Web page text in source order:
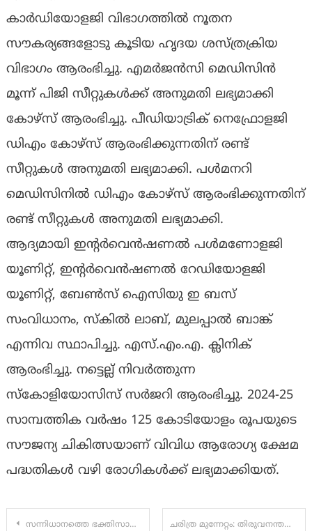
കാര്‍ഡിയോളജി വിഭാഗത്തില്‍ നൂതന
സൗകര്യങ്ങളോടു കൂടിയ ഹൃദയ ശസ്ത്രക്രിയ
വിഭാഗം ആരംഭിച്ചു. എമര്‍ജന്‍സി മെഡിസിന്‍
മൂന്ന് പിജി സീറ്റുകള്‍ക്ക് അനുമതി ലഭ്യമാക്കി
കോഴ്സ് ആരംഭിച്ചു. പീഡിയാട്രിക് നെഫ്രോളജി
ഡിഎം കോഴ്‌സ് ആരംഭിക്കുന്നതിന് രണ്ട്
സീറ്റുകള്‍ അനുമതി ലഭ്യമാക്കി. പള്‍മനറി
മെഡിസിനില്‍ ഡിഎം കോഴ്‌സ് ആരംഭിക്കുന്നതിന്
രണ്ട് സീറ്റുകള്‍ അനുമതി ലഭ്യമാക്കി.
ആദ്യമായി ഇന്റര്‍വെന്‍ഷണല്‍ പള്‍മണോളജി
യൂണിറ്റ്, ഇന്റര്‍വെന്‍ഷണല്‍ റേഡിയോളജി
യൂണിറ്റ്, ബേണ്‍സ് ഐസിയു ഇ ബസ്
സംവിധാനം, സ്‌കില്‍ ലാബ്, മുലപ്പാല്‍ ബാങ്ക്
എന്നിവ സ്ഥാപിച്ചു. എസ്.എം.എ. ക്ലിനിക്
ആരംഭിച്ചു. നട്ടെല്ല് നിവര്‍ത്തുന്ന
സ്‌കോളിയോസിസ് സര്‍ജറി ആരംഭിച്ചു. 2024-25
സാമ്പത്തിക വര്‍ഷം 125 കോടിയോളം രൂപയുടെ
സൗജന്യ ചികിത്സയാണ് വിവിധ ആരോഗ്യ ക്ഷേമ
പദ്ധതികള്‍ വഴി രോഗികള്‍ക്ക് ലഭ്യമാക്കിയത്.
Post
സന്നിധാനത്തെ ഭക്തിസാന്ദ്രമാക്കി ഫയര്‍ ആന്‍ഡ് റെസ്‌ക്യൂ ഉദ്യോഗസ്ഥരുടെ ‘ഗാനാഞ്ജലി’ ചരിത്ര മുന്നേറ്റം: തിരുവനന്തപുരം മെഡിക്കല്‍ കോളേജ് 75ന്റെ നിറവില്‍